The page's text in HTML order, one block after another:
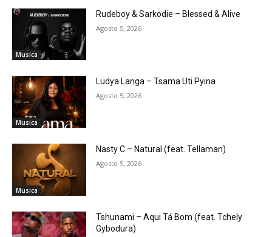
Musica
Rudeboy & Sarkodie – Blessed & Alive
Agosto 5, 2026
Musica
Ludya Langa – Tsama Uti Pyina
Agosto 5, 2026
Musica
Nasty C – Natural (feat. Tellaman)
Agosto 5, 2026
Tshunami – Aqui Tá Bom (feat. Tchely
Gybodura)